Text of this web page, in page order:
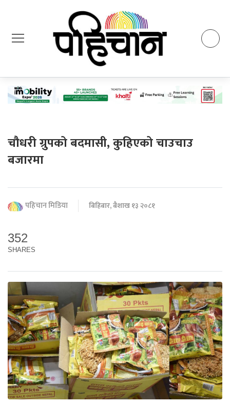
चौधरी ग्रुपको बदमासी, कुहिएको चाउचाउ
बजारमा
पहिचान मिडिया बिहिबार, बैशाख १३ २०८१
352
SHARES